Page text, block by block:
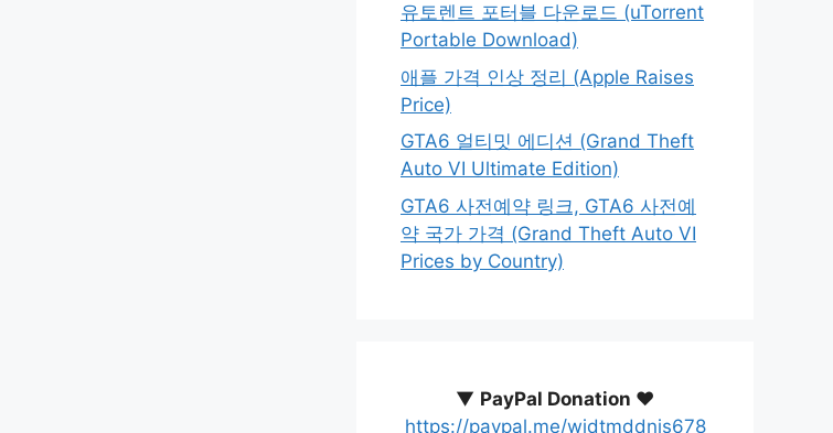
유토렌트 포터블 다운로드 (uTorrent
Portable Download)
애플 가격 인상 정리 (Apple Raises
Price)
GTA6 얼티밋 에디션 (Grand Theft
Auto VI Ultimate Edition)
GTA6 사전예약 링크, GTA6 사전예
약 국가 가격 (Grand Theft Auto VI
Prices by Country)
▼ PayPal Donation ♥️
https://paypal.me/wjdtmddnjs678